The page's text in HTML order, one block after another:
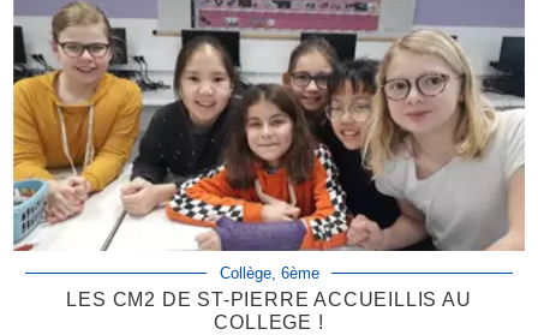
Collège, 6ème
LES CM2 DE ST-PIERRE ACCUEILLIS AU
COLLEGE !